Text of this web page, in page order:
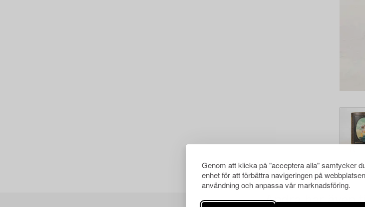
Genom att klicka på "acceptera alla" samtycker
enhet för att förbättra navigeringen på
användning och anpassa vår marknadsföring.
Andra har även